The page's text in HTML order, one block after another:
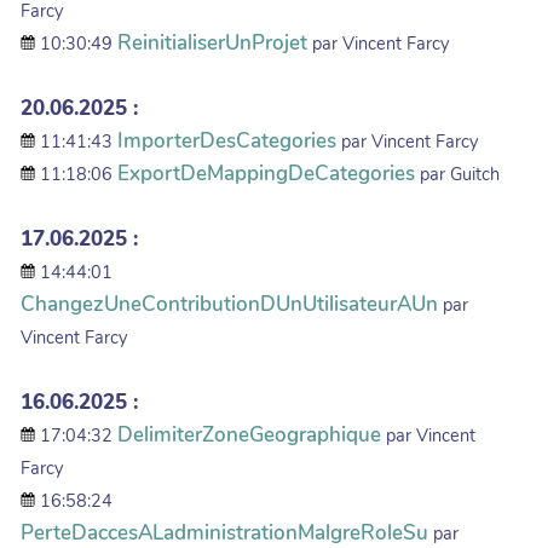
Farcy
10:30:49 ReinitialiserUnProjet par Vincent Farcy
20.06.2025 :
11:41:43 ImporterDesCategories par Vincent Farcy
11:18:06 ExportDeMappingDeCategories par Guitch
17.06.2025 :
14:44:01
ChangezUneContributionDUnUtilisateurAUn par
Vincent Farcy
16.06.2025 :
17:04:32 DelimiterZoneGeographique par Vincent
Farcy
16:58:24
PerteDaccesALadministrationMalgreRoleSu par